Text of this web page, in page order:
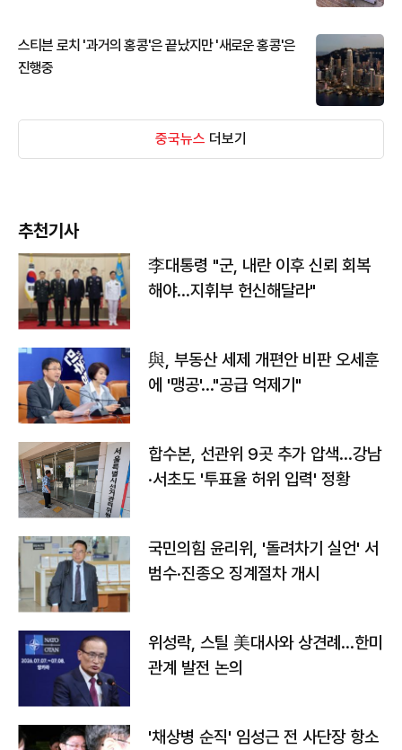
스티븐 로치 '과거의 홍콩'은 끝났지만 '새로운 홍콩'은
진행중
중국뉴스 더보기
추천기사
李대통령 "군, 내란 이후 신뢰 회복
해야…지휘부 헌신해달라"
與, 부동산 세제 개편안 비판 오세훈
에 '맹공'…"공급 억제기"
합수본, 선관위 9곳 추가 압색…강남
·서초도 '투표율 허위 입력' 정황
국민의힘 윤리위, '돌려차기 실언' 서
범수·진종오 징계절차 개시
위성락, 스틸 美대사와 상견례…한미
관계 발전 논의
'채상병 순직' 임성근 전 사단장 항소